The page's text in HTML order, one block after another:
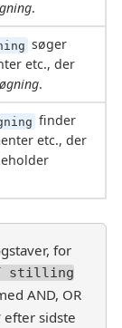
.
søger
etc., der
.
finder
etc., der
for
stilling
AND, OR
sidste